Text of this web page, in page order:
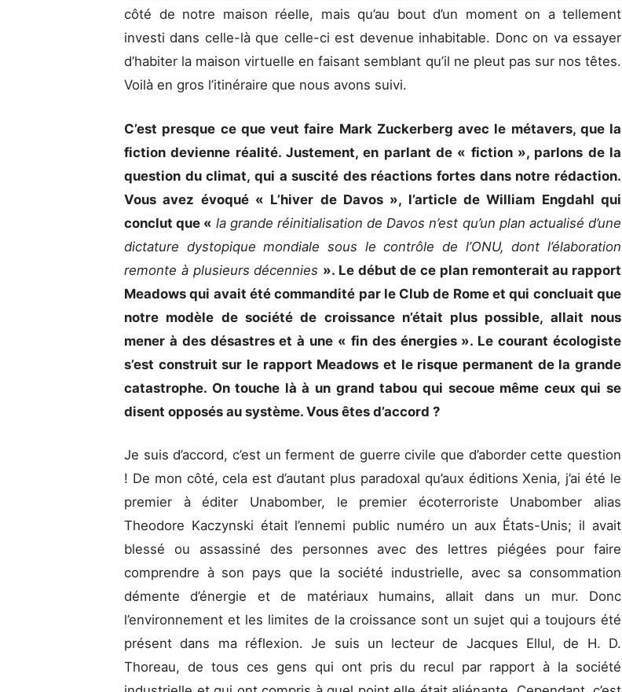
côté de notre maison réelle, mais qu’au bout d’un moment on a tellement
investi dans celle-là que celle-ci est devenue inhabitable. Donc on va essayer
d’habiter la maison virtuelle en faisant semblant qu’il ne pleut pas sur nos têtes.
Voilà en gros l’itinéraire que nous avons suivi.
C’est presque ce que veut faire Mark Zuckerberg avec le métavers, que la
fiction devienne réalité. Justement, en parlant de « fiction », parlons de la
question du climat, qui a suscité des réactions fortes dans notre rédaction.
Vous avez évoqué « L’hiver de Davos », l’article de William Engdahl qui
conclut que « la grande réinitialisation de Davos n’est qu’un plan actualisé d’une
dictature dystopique mondiale sous le contrôle de l’ONU, dont l’élaboration
remonte à plusieurs décennies ». Le début de ce plan remonterait au rapport
Meadows qui avait été commandité par le Club de Rome et qui concluait que
notre modèle de société de croissance n’était plus possible, allait nous
mener à des désastres et à une « fin des énergies ». Le courant écologiste
s’est construit sur le rapport Meadows et le risque permanent de la grande
catastrophe. On touche là à un grand tabou qui secoue même ceux qui se
disent opposés au système. Vous êtes d’accord ?
Je suis d’accord, c’est un ferment de guerre civile que d’aborder cette question
! De mon côté, cela est d’autant plus paradoxal qu’aux éditions Xenia, j’ai été le
premier à éditer Unabomber, le premier écoterroriste Unabomber alias
Theodore Kaczynski était l’ennemi public numéro un aux États-Unis; il avait
blessé ou assassiné des personnes avec des lettres piégées pour faire
comprendre à son pays que la société industrielle, avec sa consommation
démente d’énergie et de matériaux humains, allait dans un mur. Donc
l’environnement et les limites de la croissance sont un sujet qui a toujours été
présent dans ma réflexion. Je suis un lecteur de Jacques Ellul, de H. D.
Thoreau, de tous ces gens qui ont pris du recul par rapport à la société